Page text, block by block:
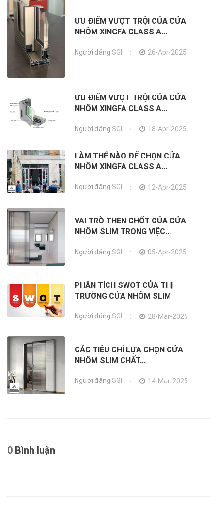
ƯU ĐIỂM VƯỢT TRỘI CỦA CỬA
NHÔM XINGFA CLASS A...
Người đăng SGI 26-Apr-2025
ƯU ĐIỂM VƯỢT TRỘI CỦA CỬA
NHÔM XINGFA CLASS A...
Người đăng SGI 18-Apr-2025
LÀM THẾ NÀO ĐỂ CHỌN CỬA
NHÔM XINGFA CLASS A...
Người đăng SGI 12-Apr-2025
VAI TRÒ THEN CHỐT CỦA CỬA
NHÔM SLIM TRONG VIỆC...
Người đăng SGI 05-Apr-2025
PHÂN TÍCH SWOT CỦA THỊ
TRƯỜNG CỬA NHÔM SLIM
Người đăng SGI 28-Mar-2025
CÁC TIÊU CHÍ LỰA CHỌN CỬA
NHÔM SLIM CHẤT...
Người đăng SGI 14-Mar-2025
0 Bình luận